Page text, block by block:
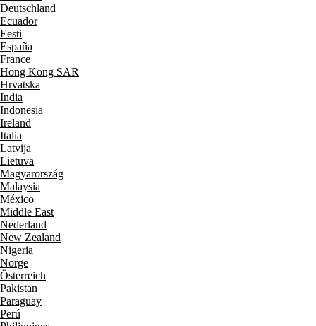
Deutschland
Ecuador
Eesti
España
France
Hong Kong SAR
Hrvatska
India
Indonesia
Ireland
Italia
Latvija
Lietuva
Magyarország
Malaysia
México
Middle East
Nederland
New Zealand
Nigeria
Norge
Österreich
Pakistan
Paraguay
Perú